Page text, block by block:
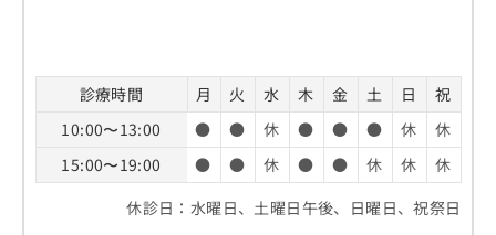
診療時間 月 火 水 木 金 土 日
祝
10:00〜13:00
● ● 休 ● ● ● 休
休
15:00〜19:00
● ● 休 ● ● 休 休
休
休診日：水曜日、土曜日午後、日曜日、祝祭日